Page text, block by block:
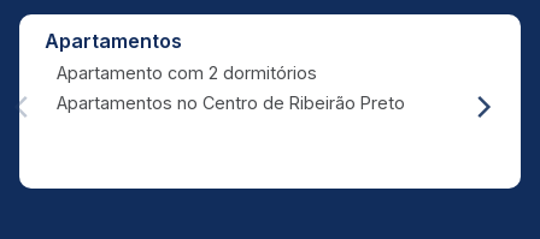
Apartamentos
Apartamento com 2 dormitórios
Apartamentos no Centro de Ribeirão Preto